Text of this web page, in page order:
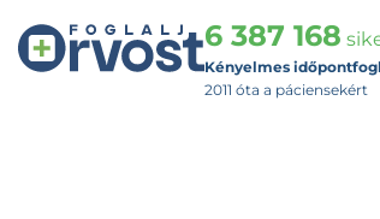
6 387 168
Kényelmes
2011 óta a páciensekért